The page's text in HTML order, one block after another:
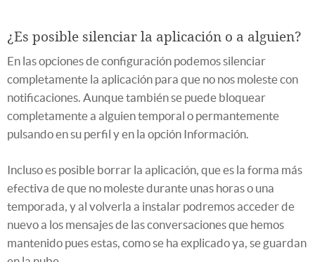
¿Es posible silenciar la aplicación o a alguien?
En las opciones de configuración podemos silenciar
completamente la aplicación para que no nos moleste con
notificaciones. Aunque también se puede bloquear
completamente a alguien temporal o permantemente
pulsando en su perfil y en la opción Información.
Incluso es posible borrar la aplicación, que es la forma más
efectiva de que no moleste durante unas horas o una
temporada, y al volverla a instalar podremos acceder de
nuevo a los mensajes de las conversaciones que hemos
mantenido pues estas, como se ha explicado ya, se guardan